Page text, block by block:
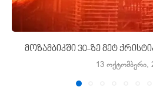
მოზამბიკში 30-ზე მეტ
13 ოქტომბერი,